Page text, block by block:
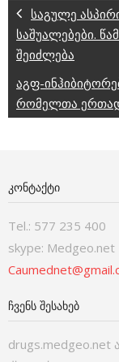
საგულე
საშუალებები.
შეიძლება
აგფ-
რომელთა ერთად
ᲙᲝᲜᲢᲐᲥᲢᲘ
Tel.: 577 235 400
skype: Medgeo.net
ᲩᲕᲔᲜᲡ ᲨᲔᲡᲐᲮᲔᲑ